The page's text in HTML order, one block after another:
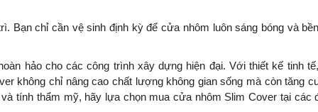
Bạn chỉ cần vệ sinh định kỳ để cửa nhôm luôn sáng bóng và
hảo cho các công trình xây dựng hiện đại. Với thiết kế tinh
không chỉ nâng cao chất lượng không gian sống mà còn tăng
tính thẩm mỹ, hãy lựa chọn mua cửa nhôm Slim Cover tại các